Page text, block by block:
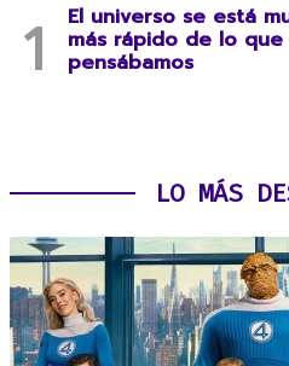
El universo se está
más rápido de lo que
pensábamos
LO MÁS